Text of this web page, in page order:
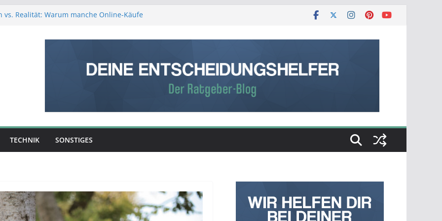
vs. Realität: Warum manche Online-Käufe
über Erfolg entscheidet – was Sie über
wissen sollten
den Versandalltag spürbar
mehr Schutz, weniger Aufwand
TECHNIK SONSTIGES